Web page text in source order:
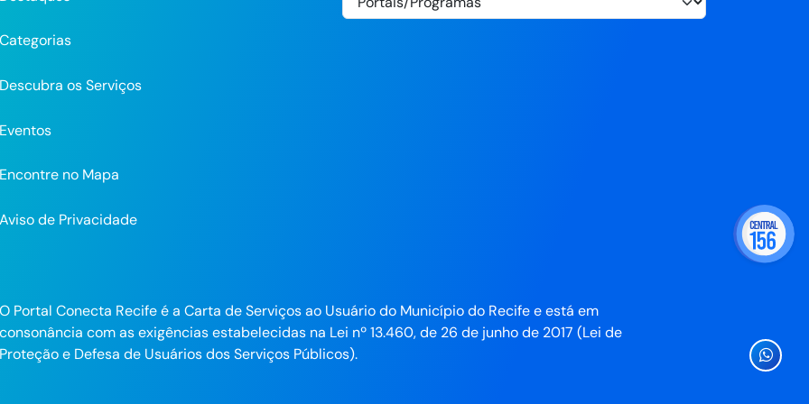
Ícone
Categorias
Descubra os Serviços
Eventos
Encontre no Mapa
Aviso de Privacidade
O Portal Conecta Recife é a Carta de Serviços ao Usuário do Município do Recife e está em
consonância com as exigências estabelecidas na Lei nº 13.460, de 26 de junho de 2017 (Lei de
Proteção e Defesa de Usuários dos Serviços Públicos).